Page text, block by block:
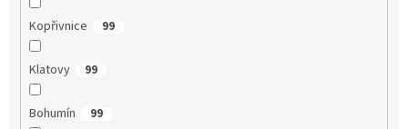
Kopřivnice 99
Klatovy 99
Bohumín 99